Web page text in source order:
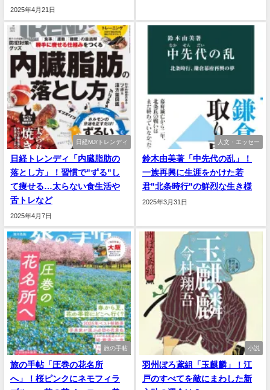
2025年4月21日
日経MJ/トレンディ
日経トレンディ「内臓脂肪の
落とし方」！習慣で"ずる"し
て痩せる…太らない食生活や
舌トレなど
2025年4月7日
人文・エッセー
鈴木由美著「中先代の乱」！
一族再興に生涯をかけた若
君"北条時行"の鮮烈な生き様
2025年3月31日
旅の手帖
旅の手帖「圧巻の花名所
へ」！桜ピンクにネモフィラ
小説
羽州ぼろ鳶組「玉麒麟」！江
戸のすべてを敵にまわした新